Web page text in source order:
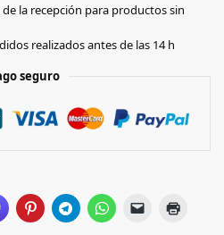
la recepción para productos sin
realizados antes de las 14 h
seguro